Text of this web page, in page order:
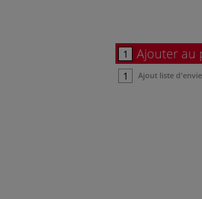
Ajouter au
Ajout liste